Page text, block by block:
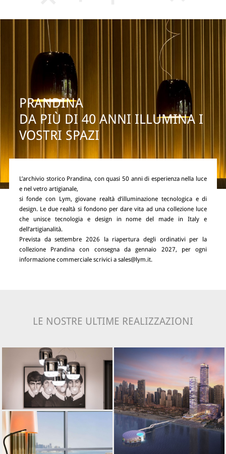
PRANDINA
DA PIÙ DI 40 ANNI ILLUMINA I
VOSTRI SPAZI
L’archivio storico Prandina, con quasi 50 anni di esperienza nella luce
e nel vetro artigianale,
si fonde con Lym, giovane realtà d’illuminazione tecnologica e di
design. Le due realtà si fondono per dare vita ad una collezione luce
che unisce tecnologia e design in nome del made in Italy e
dell’artigianalità.
Prevista da settembre 2026 la riapertura degli ordinativi per la
collezione Prandina con consegna da gennaio 2027, per ogni
informazione commerciale scrivici a sales@lym.it.
LE NOSTRE ULTIME REALIZZAZIONI